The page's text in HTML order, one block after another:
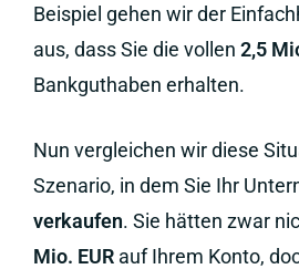
Beispiel gehen wir der
aus, dass Sie die vollen 2,5
Bankguthaben erhalten.
Nun vergleichen wir diese
Szenario, in dem Sie Ihr
verkaufen. Sie hätten zwar
Mio. EUR auf Ihrem Konto,